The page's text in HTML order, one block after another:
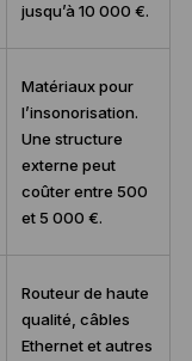
jusqu’à 10 000 €.
Matériaux pour
l’insonorisation.
Une structure
externe peut
coûter entre 500
et 5 000 €.
Routeur de haute
qualité, câbles
Ethernet et autres